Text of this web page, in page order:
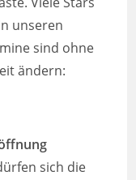
unseren
sind ohne
ändern:
sich die